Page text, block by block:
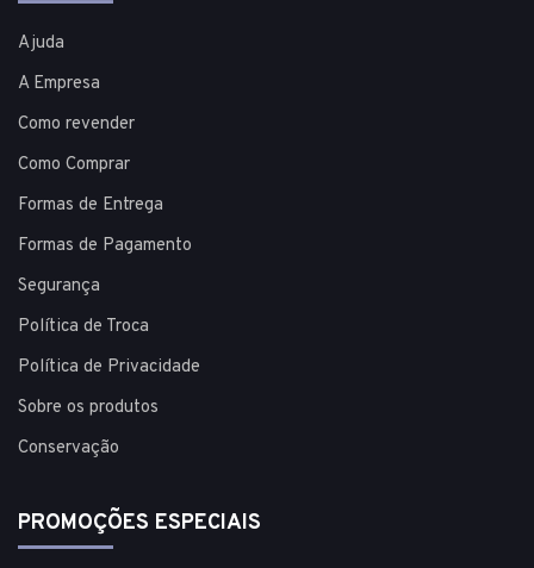
Ajuda
A Empresa
Como revender
Como Comprar
Formas de Entrega
Formas de Pagamento
Segurança
Política de Troca
Política de Privacidade
Sobre os produtos
Conservação
PROMOÇÕES ESPECIAIS